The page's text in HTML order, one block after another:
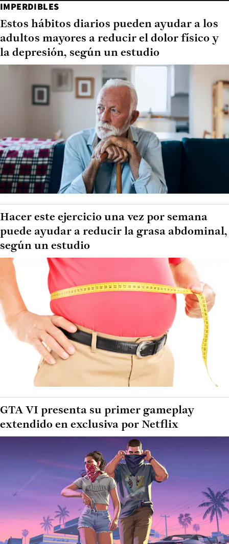
IMPERDIBLES
Estos hábitos diarios pueden ayudar a los
adultos mayores a reducir el dolor físico y
la depresión, según un estudio
Hacer este ejercicio una vez por semana
puede ayudar a reducir la grasa abdominal,
según un estudio
GTA VI presenta su primer gameplay
extendido en exclusiva por Netflix